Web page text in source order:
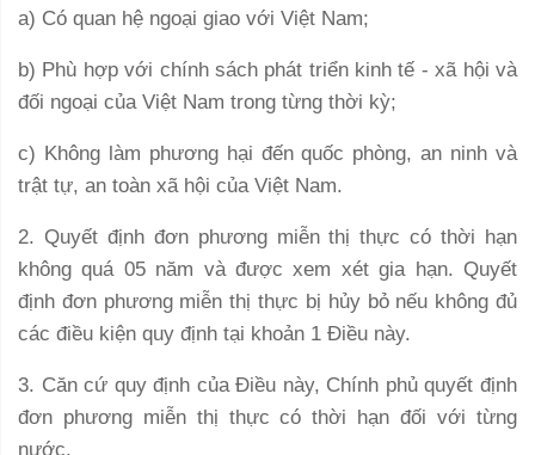
a) Có quan hệ ngoại giao với Việt Nam;
b) Phù hợp với chính sách phát triển kinh tế - xã hội và
đối ngoại của Việt Nam trong từng thời kỳ;
c) Không làm phương hại đến quốc phòng, an ninh và
trật tự, an toàn xã hội của Việt Nam.
2. Quyết định đơn phương miễn thị thực có thời hạn
không quá 05 năm và được xem xét gia hạn. Quyết
định đơn phương miễn thị thực bị hủy bỏ nếu không đủ
các điều kiện quy định tại khoản 1 Điều này.
3. Căn cứ quy định của Điều này, Chính phủ quyết định
đơn phương miễn thị thực có thời hạn đối với từng
nước.